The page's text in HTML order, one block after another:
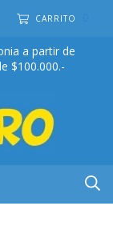
CARRITO
a partir de
$100.000.-